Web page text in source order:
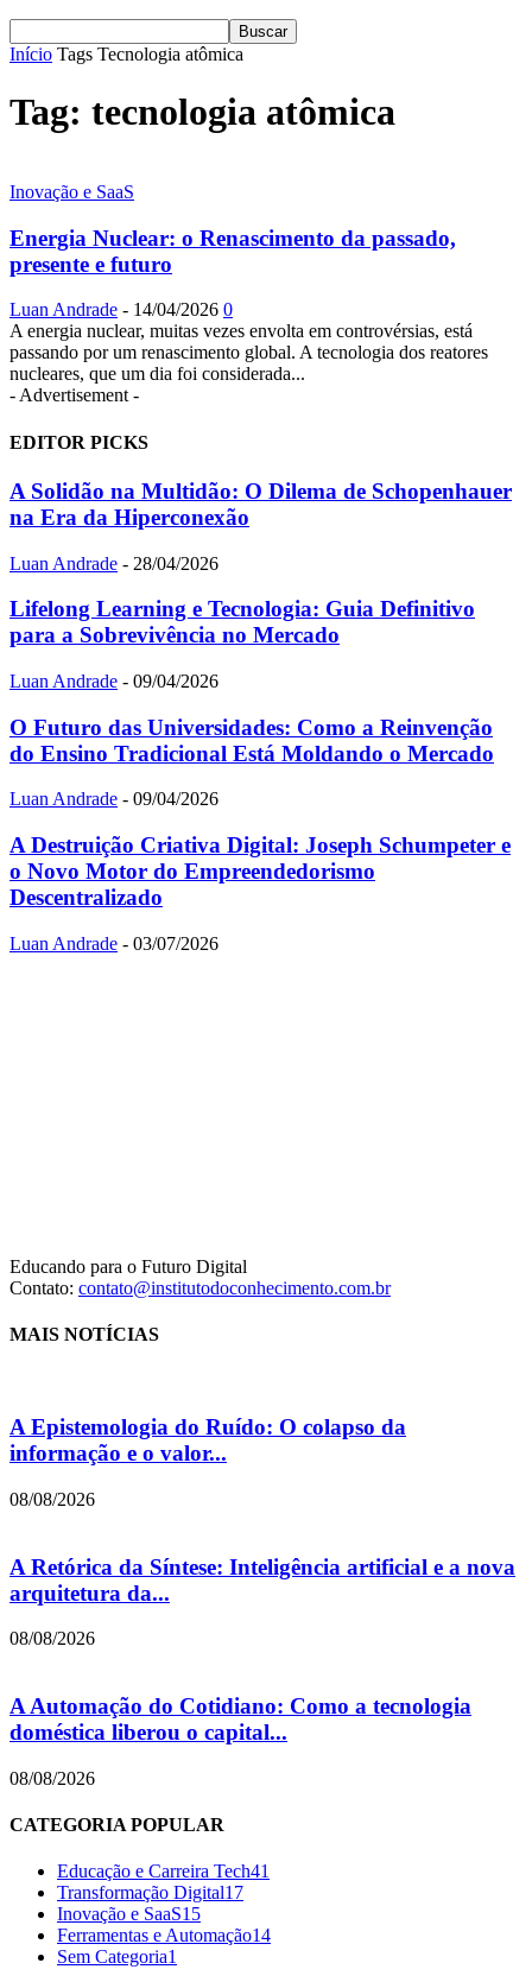
Início Tags Tecnologia atômica
Tag: tecnologia atômica
Inovação e SaaS
Energia Nuclear: o Renascimento da passado,
presente e futuro
Luan Andrade - 14/04/2026 0
A energia nuclear, muitas vezes envolta em controvérsias, está
passando por um renascimento global. A tecnologia dos reatores
nucleares, que um dia foi considerada...
- Advertisement -
EDITOR PICKS
A Solidão na Multidão: O Dilema de Schopenhauer
na Era da Hiperconexão
Luan Andrade - 28/04/2026
Lifelong Learning e Tecnologia: Guia Definitivo
para a Sobrevivência no Mercado
Luan Andrade - 09/04/2026
O Futuro das Universidades: Como a Reinvenção
do Ensino Tradicional Está Moldando o Mercado
Luan Andrade - 09/04/2026
A Destruição Criativa Digital: Joseph Schumpeter e
o Novo Motor do Empreendedorismo
Descentralizado
Luan Andrade - 03/07/2026
Educando para o Futuro Digital
Contato: contato@institutodoconhecimento.com.br
MAIS NOTÍCIAS
A Epistemologia do Ruído: O colapso da
informação e o valor...
08/08/2026
A Retórica da Síntese: Inteligência artificial e a nova
arquitetura da...
08/08/2026
A Automação do Cotidiano: Como a tecnologia
doméstica liberou o capital...
08/08/2026
CATEGORIA POPULAR
Educação e Carreira Tech41
Transformação Digital17
Inovação e SaaS15
Ferramentas e Automação14
Sem Categoria1